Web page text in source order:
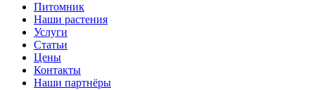
Питомник
Наши растения
Услуги
Статьи
Цены
Контакты
Наши партнёры